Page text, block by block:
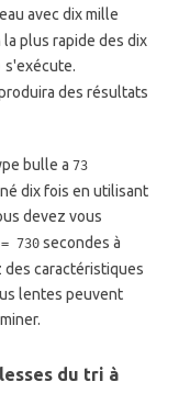
avec dix mille
plus rapide des dix
s'exécute.
des résultats
bulle a 73
dix fois en utilisant
devez vous
730 secondes à
des caractéristiques
lentes peuvent
du tri à